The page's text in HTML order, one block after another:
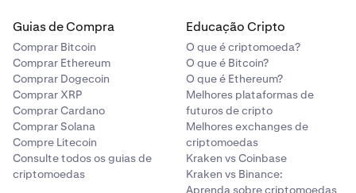
Guias de Compra
Comprar Bitcoin
Comprar Ethereum
Comprar Dogecoin
Comprar XRP
Comprar Cardano
Comprar Solana
Compre Litecoin
Consulte todos os guias de
criptomoedas
Educação Cripto
O que é criptomoeda?
O que é Bitcoin?
O que é Ethereum?
Melhores plataformas de
futuros de cripto
Melhores exchanges de
criptomoedas
Kraken vs Coinbase
Kraken vs Binance:
Aprenda sobre criptomoedas